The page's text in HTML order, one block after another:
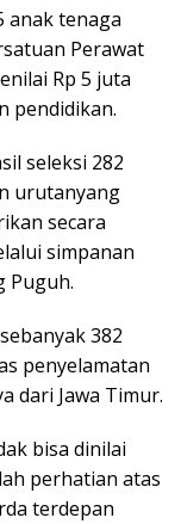
anak tenaga
Perawat
Rp 5 juta
pendidikan.
seleksi 282
urutanyang
secara
simpanan
Puguh.
382
penyelamatan
dari Jawa Timur.
bisa dinilai
perhatian atas
terdepan